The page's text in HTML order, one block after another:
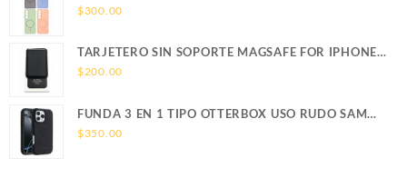
SOPORTE MAGNETICO SAMSUNG
$300.00
TARJETERO SIN SOPORTE MAGSAFE FOR IPHONE
LEATHER WALLET MAGSAFE
$200.00
FUNDA 3 EN 1 TIPO OTTERBOX USO RUDO SAM
S26 ULTRA SAMSUNG S26 ULTRA
$350.00